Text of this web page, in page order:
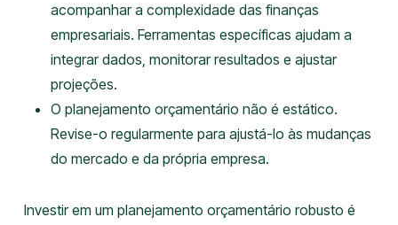
acompanhar a complexidade das finanças
empresariais. Ferramentas específicas ajudam a
integrar dados, monitorar resultados e ajustar
projeções.
O planejamento orçamentário não é estático.
Revise-o regularmente para ajustá-lo às mudanças
do mercado e da própria empresa.
Investir em um planejamento orçamentário robusto é